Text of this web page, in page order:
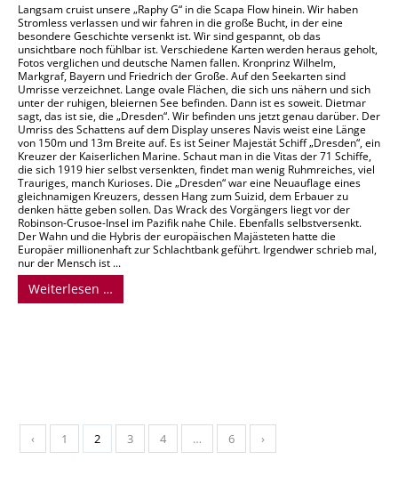
Langsam cruist unsere „Raphy G“ in die Scapa Flow hinein. Wir haben
Stromless verlassen und wir fahren in die große Bucht, in der eine
besondere Geschichte versenkt ist. Wir sind gespannt, ob das
unsichtbare noch fühlbar ist. Verschiedene Karten werden heraus geholt,
Fotos verglichen und deutsche Namen fallen. Kronprinz Wilhelm,
Markgraf, Bayern und Friedrich der Große. Auf den Seekarten sind
Umrisse verzeichnet. Lange ovale Flächen, die sich uns nähern und sich
unter der ruhigen, bleiernen See befinden. Dann ist es soweit. Dietmar
sagt, das ist sie, die „Dresden“. Wir befinden uns jetzt genau darüber. Der
Umriss des Schattens auf dem Display unseres Navis weist eine Länge
von 150m und 13m Breite auf. Es ist Seiner Majestät Schiff „Dresden“, ein
Kreuzer der Kaiserlichen Marine. Schaut man in die Vitas der 71 Schiffe,
die sich 1919 hier selbst versenkten, findet man wenig Ruhmreiches, viel
Trauriges, manch Kurioses. Die „Dresden“ war eine Neuauflage eines
gleichnamigen Kreuzers, dessen Hang zum Suizid, dem Erbauer zu
denken hätte geben sollen. Das Wrack des Vorgängers liegt vor der
Robinson-Crusoe-Insel im Pazifik nahe Chile. Ebenfalls selbstversenkt.
Der Wahn und die Hybris der europäischen Majästeten hatte die
Europäer millionenhaft zur Schlachtbank geführt. Irgendwer schrieb mal,
nur der Mensch ist ...
Weiterlesen …
‹ 1 2 3 4 … 6 ›